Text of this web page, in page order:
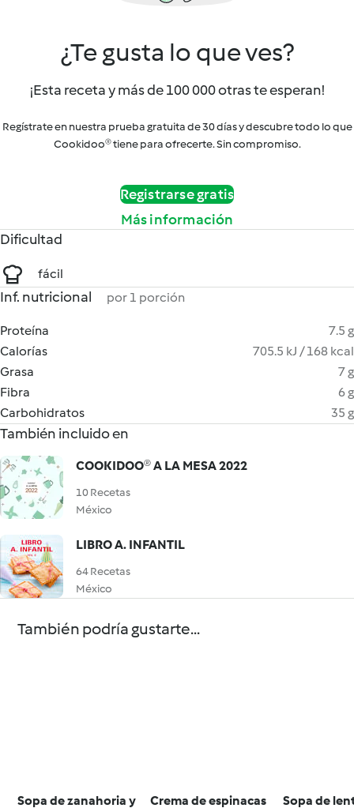
¿Te gusta lo que ves?
¡Esta receta y más de 100 000 otras te esperan!
Regístrate en nuestra prueba gratuita de 30 días y descubre todo lo que
Cookidoo® tiene para ofrecerte. Sin compromiso.
Registrarse gratis
Más información
Dificultad
fácil
Inf. nutricional por 1 porción
Proteína
7.5 g
Calorías
705.5 kJ / 168 kcal
Grasa
7 g
Fibra
6 g
Carbohidratos
35 g
También incluido en
COOKIDOO® A LA MESA 2022
10 Recetas
México
LIBRO A. INFANTIL
64 Recetas
México
También podría gustarte...
Sopa de zanahoria y Crema de espinacas Sopa de